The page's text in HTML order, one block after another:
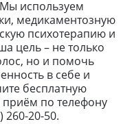
используем
медикаментозную
психотерапию и
цель – не только
но и помочь
в себе и
бесплатную
по телефону
260-20-50.